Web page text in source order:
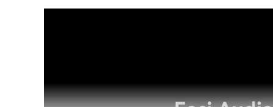
Toko Tangerang
Senin -
Senin - Jumat